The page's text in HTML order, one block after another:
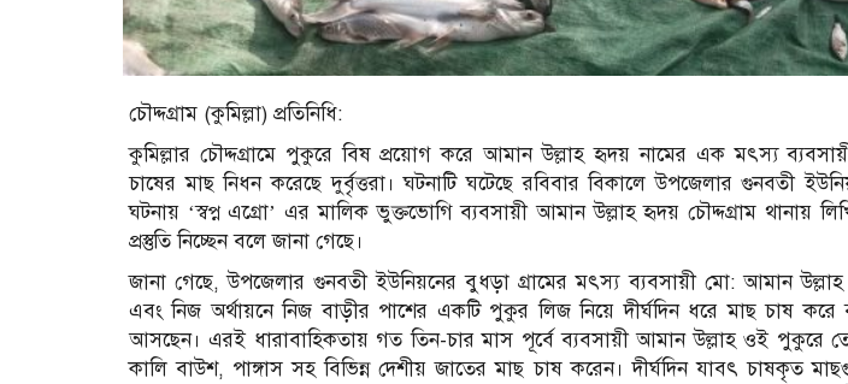
চৌদ্দগ্রাম (কুমিল্লা) প্রতিনিধি:
কুমিল্লার চৌদ্দগ্রামে পুকুরে বিষ প্রয়োগ করে আমান উল্লাহ হৃদয় নামের এক মৎস্য
চাষের মাছ নিধন করেছে দুর্বৃত্তরা। ঘটনাটি ঘটেছে রবিবার বিকালে উপজেলার গুনবতী
ঘটনায় ‘স্বপ্ন এগ্রো’ এর মালিক ভুক্তভোগি ব্যবসায়ী আমান উল্লাহ হৃদয় চৌদ্দগ্রাম থানায়
প্রস্তুতি নিচ্ছেন বলে জানা গেছে।
জানা গেছে, উপজেলার গুনবতী ইউনিয়নের বুধড়া গ্রামের মৎস্য ব্যবসায়ী মো: আমান
এবং নিজ অর্থায়নে নিজ বাড়ীর পাশের একটি পুকুর লিজ নিয়ে দীর্ঘদিন ধরে মাছ চাষ করে
আসছেন। এরই ধারাবাহিকতায় গত তিন-চার মাস পূর্বে ব্যবসায়ী আমান উল্লাহ ওই পুকুরে
কালি বাউশ, পাঙ্গাস সহ বিভিন্ন দেশীয় জাতের মাছ চাষ করেন। দীর্ঘদিন যাবৎ চাষকৃত